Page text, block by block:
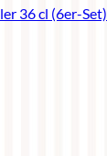
36 cl (6er-Set)